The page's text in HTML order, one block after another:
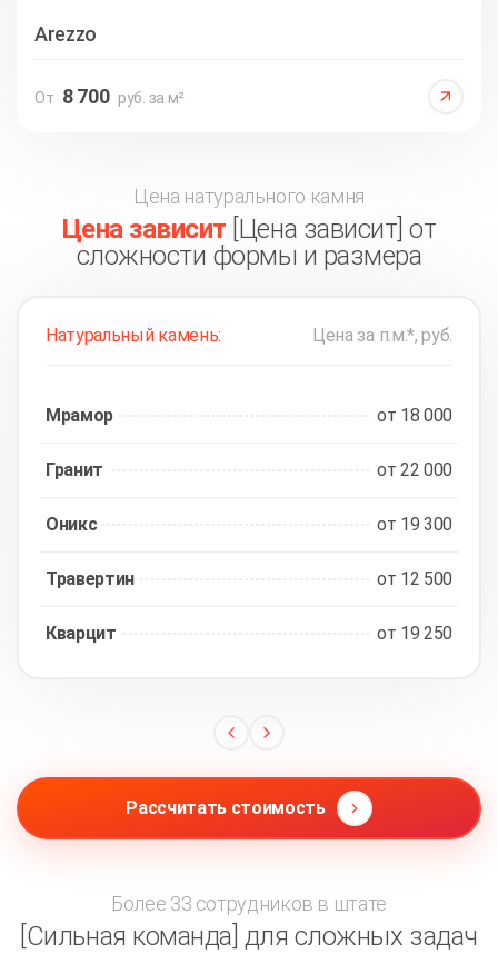
Arezzo
От 8 700 руб. за м²
Цена натурального камня
Цена зависит [Цена зависит] от
сложности формы и размера
Натуральный камень: Цена за п.м.*, руб.
Мрамор от 18 000
Гранит от 22 000
Оникс от 19 300
Травертин от 12 500
Кварцит от 19 250
Рассчитать стоимость
Более 33 сотрудников в штате
[Сильная команда] для сложных задач